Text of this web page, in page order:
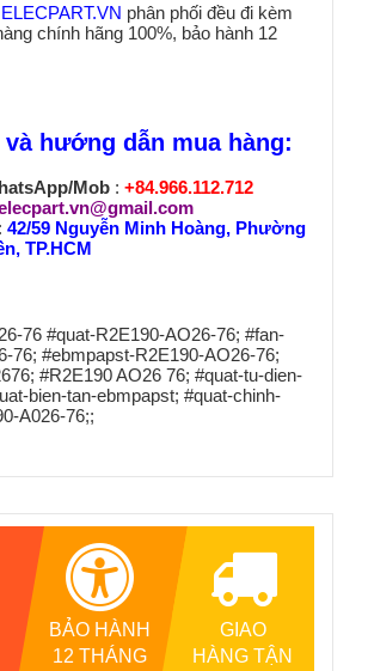
ELECPART.VN phân phối đều đi kèm
chính hãng 100%, bảo hành 12
hướng dẫn mua hàng:
Mob : +84.966.112.712
: 42/59 Nguyễn Minh Hoàng, Phường
TP.HCM
76 #quat-R2E190-AO26-76; #fan-
76; #ebmpapst-R2E190-AO26-76;
#R2E190 AO26 76; #quat-tu-dien-
bien-tan-ebmpapst; #quat-chinh-
A026-76;;
BẢO HÀNH
12 THÁNG
GIAO
HÀNG TẬN